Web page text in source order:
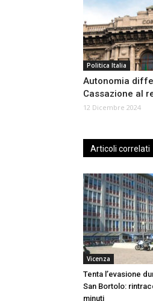
Politica Italia
Autonomia
Cassazione al
12 Dicembre 2024
Articoli correlati
Vicenza
Tenta l’evasione
San Bortolo:
minuti